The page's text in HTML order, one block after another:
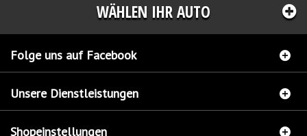
WÄHLEN IHR AUTO
Folge uns auf Facebook
Unsere Dienstleistungen
Shopeinstellungen